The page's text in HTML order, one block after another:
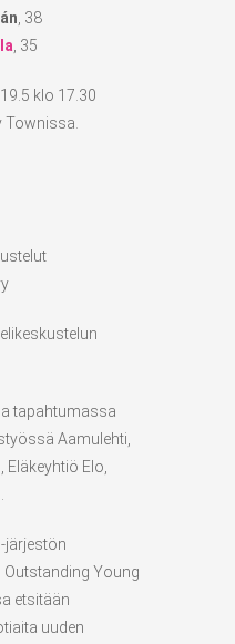
, 38
, 35
klo 17.30
Townissa.
tapahtumassa
Aamulehti,
Eläkeyhtiö Elo,
järjestön
Young
etsitään
uuden